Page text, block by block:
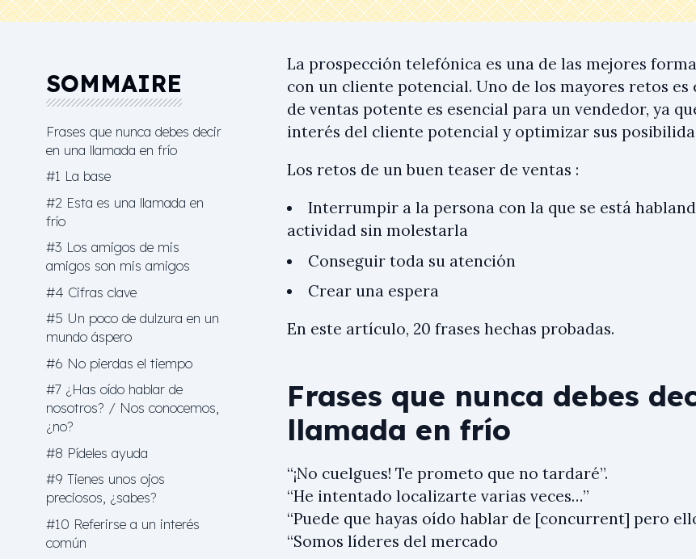
SOMMAIRE
Frases que nunca debes decir
en una llamada en frío
#1 La base
#2 Esta es una llamada en
frío
#3 Los amigos de mis
amigos son mis amigos
#4 Cifras clave
#5 Un poco de dulzura en un
mundo áspero
#6 No pierdas el tiempo
#7 ¿Has oído hablar de
nosotros? / Nos conocemos,
¿no?
#8 Pídeles ayuda
#9 Tienes unos ojos
preciosos, ¿sabes?
#10 Referirse a un interés
común
La prospección telefónica es una de las mejores
con un cliente potencial. Uno de los mayores retos es
de ventas potente es esencial para un vendedor, ya
interés del cliente potencial y optimizar sus
Los retos de un buen teaser de ventas :
Interrumpir a la persona con la que se está
actividad sin molestarla
Conseguir toda su atención
Crear una espera
En este artículo, 20 frases hechas probadas.
Frases que nunca debes
llamada en frío
“¡No cuelgues! Te prometo que no tardaré”.
“He intentado localizarte varias veces…”
“Puede que hayas oído hablar de [concurrent] pero
“Somos líderes del mercado